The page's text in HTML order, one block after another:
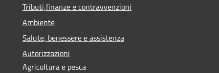
Tributi,finanze e contravvenzioni
Ambiente
Salute, benessere e assistenza
Autorizzazioni
Agricoltura e pesca